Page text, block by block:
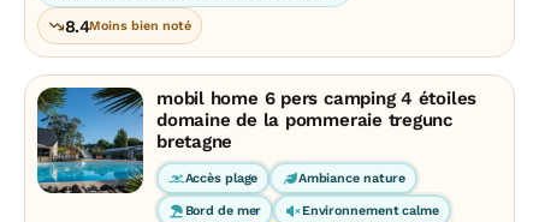
8.4Moins bien noté
mobil home 6 pers camping 4 étoiles
domaine de la pommeraie tregunc
bretagne
Accès plage Ambiance nature
Bord de mer Environnement calme